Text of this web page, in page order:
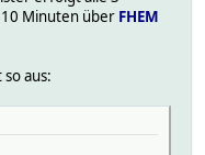
Minuten über FHEM
aus: